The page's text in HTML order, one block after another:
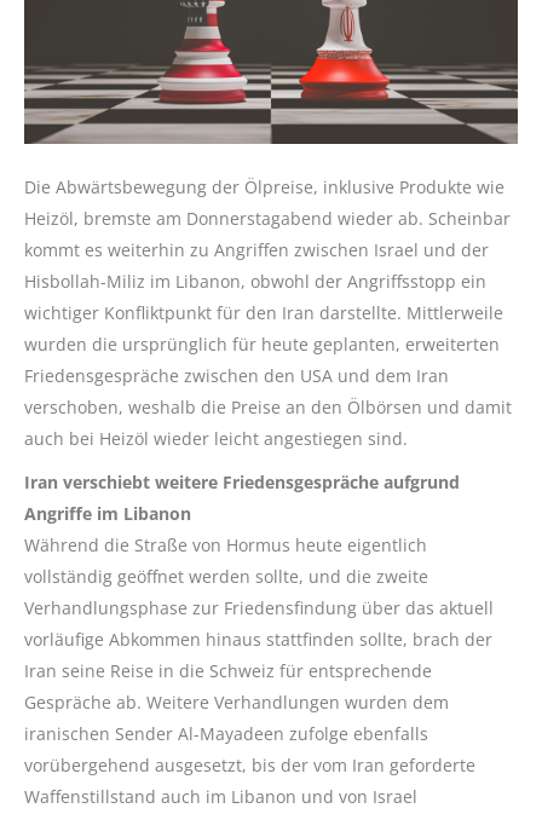
Die Abwärtsbewegung der Ölpreise, inklusive Produkte wie
Heizöl, bremste am Donnerstagabend wieder ab. Scheinbar
kommt es weiterhin zu Angriffen zwischen Israel und der
Hisbollah-Miliz im Libanon, obwohl der Angriffsstopp ein
wichtiger Konfliktpunkt für den Iran darstellte. Mittlerweile
wurden die ursprünglich für heute geplanten, erweiterten
Friedensgespräche zwischen den USA und dem Iran
verschoben, weshalb die Preise an den Ölbörsen und damit
auch bei Heizöl wieder leicht angestiegen sind.
Iran verschiebt weitere Friedensgespräche aufgrund
Angriffe im Libanon
Während die Straße von Hormus heute eigentlich
vollständig geöffnet werden sollte, und die zweite
Verhandlungsphase zur Friedensfindung über das aktuell
vorläufige Abkommen hinaus stattfinden sollte, brach der
Iran seine Reise in die Schweiz für entsprechende
Gespräche ab. Weitere Verhandlungen wurden dem
iranischen Sender Al-Mayadeen zufolge ebenfalls
vorübergehend ausgesetzt, bis der vom Iran geforderte
Waffenstillstand auch im Libanon und von Israel